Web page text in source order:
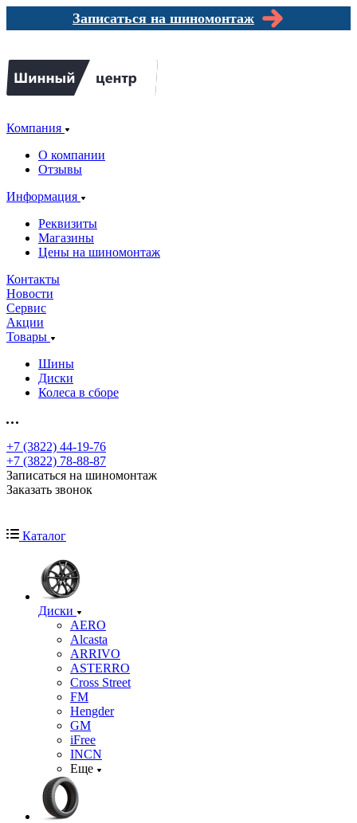
Записаться на шиномонтаж
Компания
О компании
Отзывы
Информация
Реквизиты
Магазины
Цены на шиномонтаж
Контакты
Новости
Сервис
Акции
Товары
Шины
Диски
Колеса в сборе
+7 (3822) 44-19-76
+7 (3822) 78-88-87
Записаться на шиномонтаж
Заказать звонок
Каталог
Диски
AERO
Alcasta
ARRIVO
ASTERRO
Cross Street
FM
Hengder
GM
iFree
INCN
Еще